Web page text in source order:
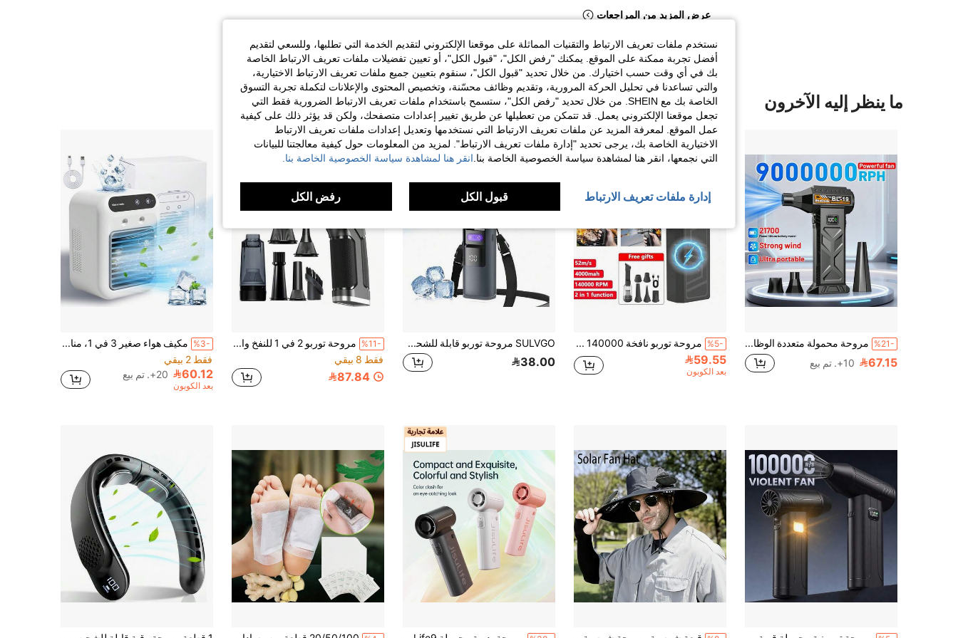
عرض المزيد من المراجعات
ما ينظر إليه الآخرون
%21- مروحة محمولة متعددة الوظائف، محرك فرشاة عالي السرعة، مبرد محمول يدوي، نافخ تنظيف السيارة، يتضمن 2 بطارية قابلة لإعادة الشحن 3000 مللي أمبير، يأتي مع فوهات مختلفة لاستخدامات متنوعة، تبريد في الصيف، نفخ الثلج في الشتاء، بادئ حريق للتخييم، تجفيف السيارة، مستخدم إزالة الجليد وتنظيف مقاعد السيارة، لوحات المفاتيح الكمبيوتر، فجوات النوافذ، الأرائك والسجاد، مدمج ومحمول، لا غنى عنه للمنزل والسفر!
67.15 10+. تم بيع
%5- مروحة توربو نافخة 140000 دورة في الدقيقة نافخة هواء قوية، منفاخ هواء كهربائي قابل للتعديل ب- 3 سرعات، محرك بدون فرش
59.55
بعد الكوبون
SULVGO مروحة توربو قابلة للشحن 3 في 1: تصميم محمول باليد، بطاريات مدمجة 2 * 2000 مللي أمبير، تقنية تبريد توربو هوائي 199 سرعة للاستخدام في الأماكن الخارجية والسفر
38.00
%11-
مروحة توربو 2 في 1 للنفخ والشفط، مزيل ثلج محمول قوي، مكنسة سيارة، مروحة توربو متعددة الوظائف وشفاط، تصميم مدمج صغير/فاخر، 9,000,000 دورة في الدقيقة، 130 واط، تشمل 6 محولات، بطاريات ليثيوم مدمجة 2x2200mAh، مروحة كهربائية قابلة للشحن عبر Type-C، أداة تنظيف محمولة مروحة توربو، مروحة توربو مدمجة صغيرة فاخرة مع سرعات متعددة قابلة للتعديل بقوة فائقة، منفضة هواء لاسلكية، منفضة هواء كهربائية، تدفق هواء قوي، مادة ABS، أداة تنظيف الغبار الكهربائية، شحن USB/Type-C، مناسبة للسيارة والمنزل والكمبيوتر ولوحة المفاتيح والسيناريوهات الخارجية
فقط 8 بيقي
87.84
%3-
مكيف هواء صغير 3 في 1، مناسب لغرفة النوم، مكيف هواء محمول، مروحة تبريد، مع وضع رذاذ مزدوج وتدفق هواء قوي، خيار تبريد اقتصادي لغرفة المعيشة وغرفة النوم والمكتب والمساحات الأخرى، اختيارات الربيع والصيف، هدايا وصيفات العروس، غرفة، ديكور غرفة النوم، شاطئ، سفر، للرجال، للنساء، عطلة، هدية عيد الأم، ديكور غرفة النوم، حديقة، ديكور المطبخ، صيف، شاطئ، ضروريات السفر، ديكور الغرفة، إسفنجي، تخرج، خارجي، حديقة، ضروريات السفر، ضروريات محمولة، ضروريات الشاطئ، موسم التخرج، حفل التخرج، حفل التخرج، هدية التخرج، هدية التخرج، هدية التخرج، هدية التخرج، تهانينا للخريج، تهانينا للخريج، المتفوق، إنهاء الدراسة، حفل التخرج، ضروريات خارجية، سفر محمول، ضروريات المشي لمسافات طويلة، ضروريات التخييم، أدوات محمولة، ضروريات الصيف، صيف محمول، ضروريات غرفة السكن الجامعي
فقط 2 بيقي
60.12 20+. تم بيع
بعد الكوبون
نستخدم ملفات تعريف الارتباط والتقنيات المماثلة على موقعنا الإلكتروني لتقديم الخدمة التي تطلبها، وللسعي لتقديم
أفضل تجربة ممكنة على الموقع. يمكنك "رفض الكل"، "قبول الكل"، أو تعيين تفضيلات ملفات تعريف الارتباط الخاصة
بك في أي وقت حسب اختيارك. من خلال تحديد "قبول الكل"، سنقوم بتعيين جميع ملفات تعريف الارتباط الاختيارية،
والتي تساعدنا في تحليل الحركة المرورية، وتقديم وظائف محسّنة، وتخصيص المحتوى والإعلانات لتكملة تجربة التسوق
الخاصة بك مع SHEIN. من خلال تحديد "رفض الكل"، ستسمح باستخدام ملفات تعريف الارتباط الضرورية فقط التي
تجعل موقعنا الإلكتروني يعمل. قد تتمكن من تعطيلها عن طريق تغيير إعدادات متصفحك، ولكن قد يؤثر ذلك على كيفية
عمل الموقع. لمعرفة المزيد عن ملفات تعريف الارتباط التي نستخدمها وتعديل إعدادات ملفات تعريف الارتباط
الاختيارية الخاصة بك، يرجى تحديد "إدارة ملفات تعريف الارتباط". لمزيد من المعلومات حول كيفية معالجتنا للبيانات
التي نجمعها، انقر هنا لمشاهدة سياسة الخصوصية الخاصة بنا. انقر هنا لمشاهدة سياسة الخصوصية الخاصة بنا.
إدارة ملفات تعريف الارتباط قبول الكل رفض الكل